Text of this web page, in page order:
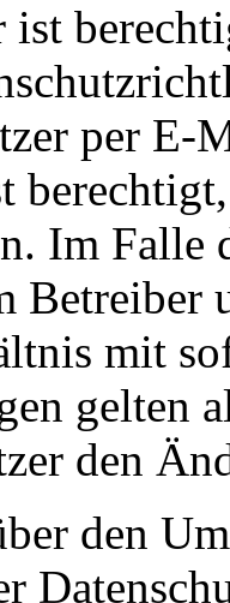
ist
per E-
Im Falle
Betreiber
mit
gelten
den
den